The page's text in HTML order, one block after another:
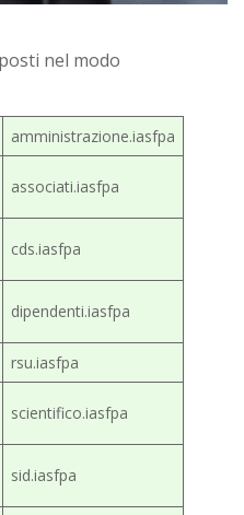
nel modo
amministrazione.iasfpa
associati.iasfpa
cds.iasfpa
dipendenti.iasfpa
rsu.iasfpa
scientifico.iasfpa
sid.iasfpa